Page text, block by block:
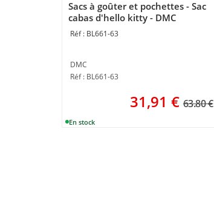
Sacs à goûter et pochettes - Sac
cabas d'hello kitty - DMC
BL661-63
DMC
Réf : BL661-63
31,91 € 63.80 €